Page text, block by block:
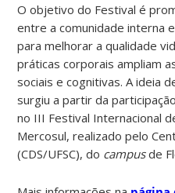
O objetivo do Festival é
entre a comunidade interna
para melhorar a qualidade
práticas corporais ampliam
sociais e cognitivas. A ideia
surgiu a partir da
no III Festival Internacional
Mercosul, realizado pelo
(CDS/UFSC), do campusde